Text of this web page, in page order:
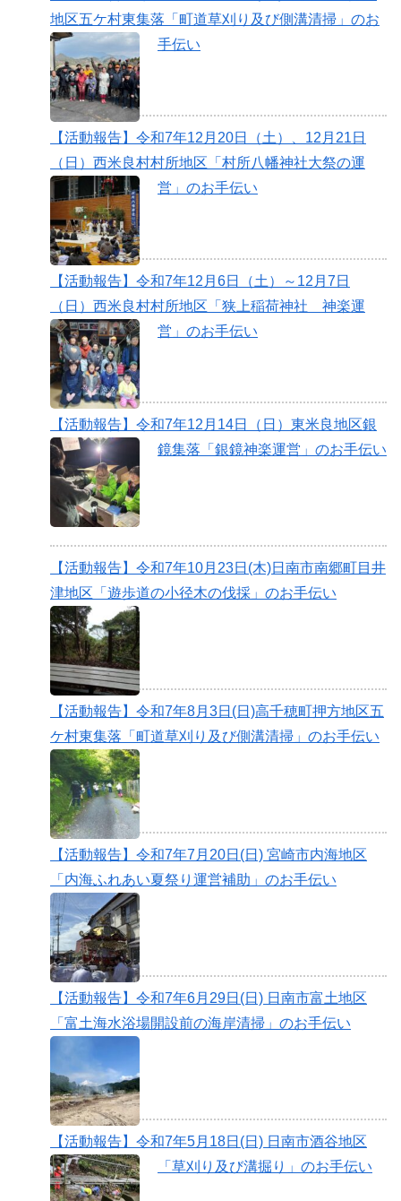
地区五ケ村東集落「町道草刈り及び側溝清掃」のお
手伝い
【活動報告】令和7年12月20日（土）、12月21日
（日）西米良村村所地区「村所八幡神社大祭の運
営」のお手伝い
【活動報告】令和7年12月6日（土）～12月7日
（日）西米良村村所地区「狭上稲荷神社 神楽運
営」のお手伝い
【活動報告】令和7年12月14日（日）東米良地区銀
鏡集落「銀鏡神楽運営」のお手伝い
【活動報告】令和7年10月23日(木)日南市南郷町目井
津地区「遊歩道の小径木の伐採」のお手伝い
【活動報告】令和7年8月3日(日)高千穂町押方地区五
ケ村東集落「町道草刈り及び側溝清掃」のお手伝い
【活動報告】令和7年7月20日(日) 宮崎市内海地区
「内海ふれあい夏祭り運営補助」のお手伝い
【活動報告】令和7年6月29日(日) 日南市富土地区
「富土海水浴場開設前の海岸清掃」のお手伝い
【活動報告】令和7年5月18日(日) 日南市酒谷地区
「草刈り及び溝掘り」のお手伝い